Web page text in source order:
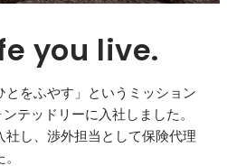
you live.
とをふやす」というミッション
テッドリーに入社しました。
社し、渉外担当として保険代理